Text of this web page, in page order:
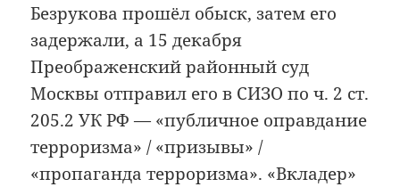
Безрукова прошёл обыск, затем его
задержали, а 15 декабря
Преображенский районный суд
Москвы отправил его в СИЗО по ч. 2 ст.
205.2 УК РФ — «публичное оправдание
терроризма» / «призывы» /
«пропаганда терроризма». «Вкладер»